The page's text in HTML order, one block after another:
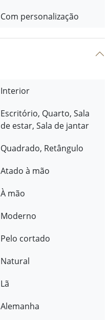
Com personalização
Interior
Escritório, Quarto, Sala
de estar, Sala de jantar
Quadrado, Retângulo
Atado à mão
À mão
Moderno
Pelo cortado
Natural
Lã
Alemanha